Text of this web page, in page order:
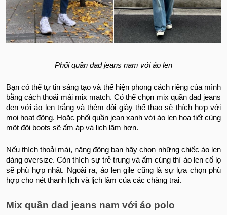
Phối quần dad jeans nam với áo len
Bạn có thể tự tin sáng tạo và thể hiện phong cách riêng của mình
bằng cách thoải mái mix match. Có thể chọn mix quần dad jeans
đen với áo len trắng và thêm đôi giày thể thao sẽ thích hợp với
mọi hoạt động. Hoặc phối quần jean xanh với áo len hoạ tiết cùng
một đôi boots sẽ ấm áp và lịch lãm hơn.
Nếu thích thoải mái, năng động bạn hãy chọn những chiếc áo len
dáng oversize. Còn thích sự trẻ trung và ấm cúng thì áo len cổ lọ
sẽ phù hợp nhất. Ngoài ra, áo len gile cũng là sự lựa chọn phù
hợp cho nét thanh lịch và lịch lãm của các chàng trai.
Mix quần dad jeans nam với áo polo